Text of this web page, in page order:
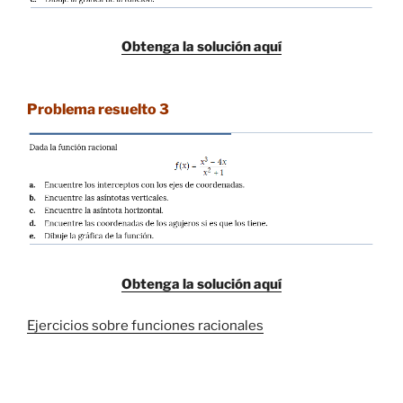
Obtenga la solución aquí
Problema resuelto 3
Obtenga la solución aquí
Ejercicios sobre funciones racionales